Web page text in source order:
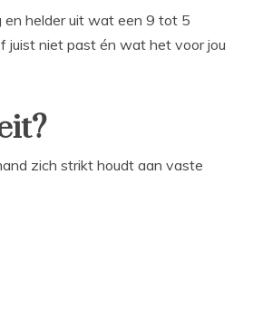
en helder uit wat een 9 tot 5
juist niet past én wat het voor jou
zich strikt houdt aan vaste